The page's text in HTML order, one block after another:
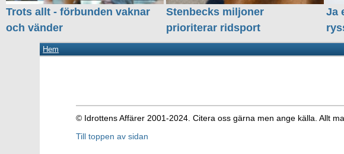
Trots allt - förbunden vaknar
och vänder
Stenbecks miljoner
prioriterar ridsport
Ja
Hem
© Idrottens Affärer 2001-2024. Citera oss gärna men ange källa. Allt
Till toppen av sidan